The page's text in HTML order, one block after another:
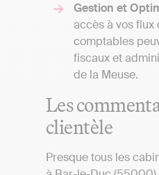
Gestion et
accès à vos
comptables
fiscaux et
de la Meuse.
Les
clientèle
Presque tous les